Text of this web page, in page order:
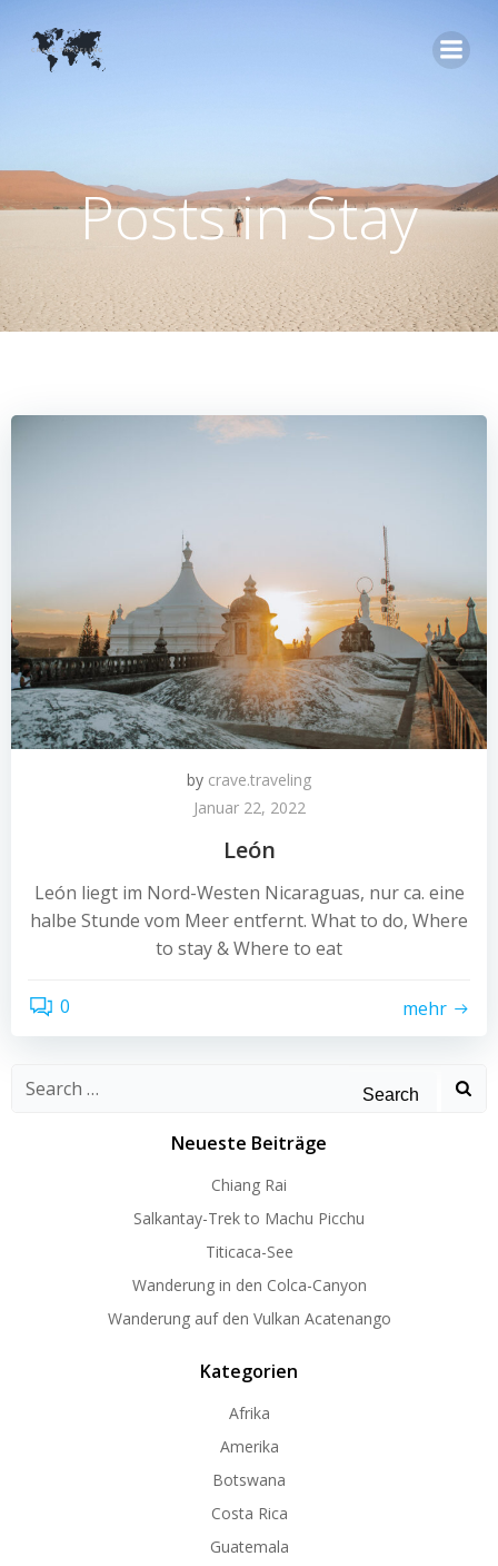
Posts in Stay
by crave.traveling
Januar 22, 2022
León
León liegt im Nord-Westen Nicaraguas, nur ca. eine
halbe Stunde vom Meer entfernt. What to do, Where
to stay & Where to eat
0 mehr
Search
Neueste Beiträge
Chiang Rai
Salkantay-Trek to Machu Picchu
Titicaca-See
Wanderung in den Colca-Canyon
Wanderung auf den Vulkan Acatenango
Kategorien
Afrika
Amerika
Botswana
Costa Rica
Guatemala